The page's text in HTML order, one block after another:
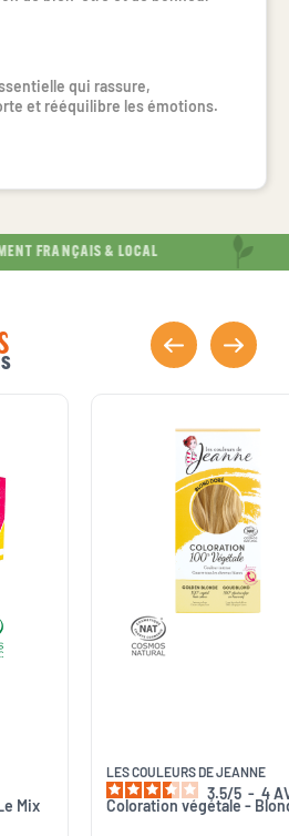
qui rassure,
et rééquilibre les émotions.
FRANÇAIS & LOCAL
Mix
LES COULEURS DE JEANNE
3.5/5 - 4
Coloration végétale -